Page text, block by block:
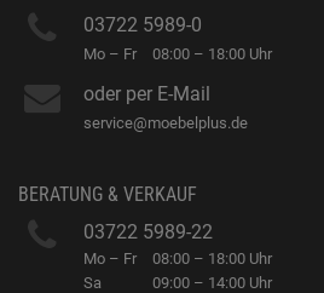
03722 5989-0
Mo – Fr 08:00 – 18:00 Uhr
oder per E-Mail
service@moebelplus.de
BERATUNG & VERKAUF
03722 5989-22
Mo – Fr
Sa
08:00 – 18:00 Uhr
09:00 – 14:00 Uhr